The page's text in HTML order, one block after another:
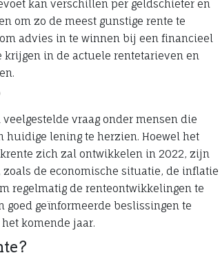
kan verschillen per geldschieter en
om zo de meest gunstige rente te
advies in te winnen bij een financieel
in de actuele rentetarieven en
veelgestelde vraag onder mensen die
huidige lening te herzien. Hoewel het
zich zal ontwikkelen in 2022, zijn
de economische situatie, de inflatie
regelmatig de renteontwikkelingen te
geïnformeerde beslissingen te
komende jaar.